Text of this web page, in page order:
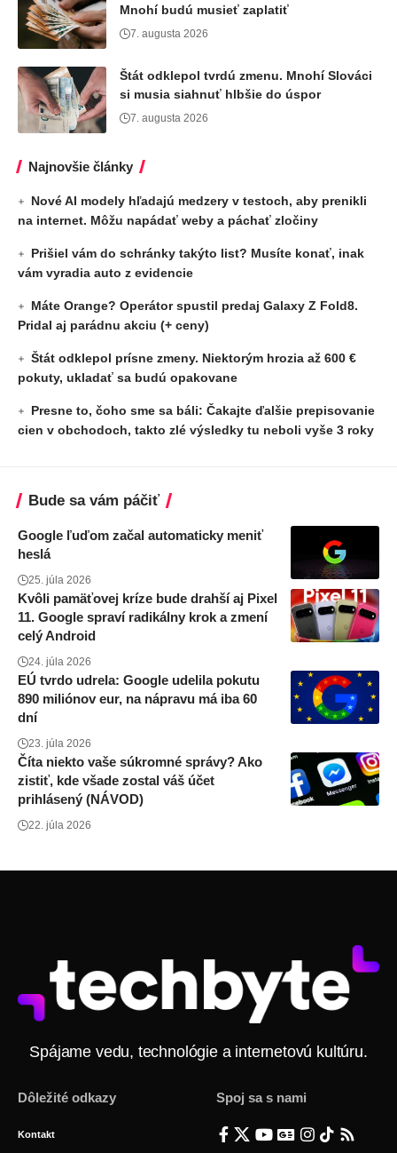
Mnohí budú musieť zaplatiť
7. augusta 2026
Štát odklepol tvrdú zmenu. Mnohí Slováci
si musia siahnuť hlbšie do úspor
7. augusta 2026
Najnovšie články
Nové AI modely hľadajú medzery v testoch, aby prenikli
na internet. Môžu napádať weby a páchať zločiny
Prišiel vám do schránky takýto list? Musíte konať, inak
vám vyradia auto z evidencie
Máte Orange? Operátor spustil predaj Galaxy Z Fold8.
Pridal aj parádnu akciu (+ ceny)
Štát odklepol prísne zmeny. Niektorým hrozia až 600 €
pokuty, ukladať sa budú opakovane
Presne to, čoho sme sa báli: Čakajte ďalšie prepisovanie
cien v obchodoch, takto zlé výsledky tu neboli vyše 3 roky
Bude sa vám páčiť
Google ľuďom začal automaticky meniť
heslá
25. júla 2026
Kvôli pamäťovej kríze bude drahší aj Pixel
11. Google spraví radikálny krok a zmení
celý Android
24. júla 2026
EÚ tvrdo udrela: Google udelila pokutu
890 miliónov eur, na nápravu má iba 60
dní
23. júla 2026
Číta niekto vaše súkromné správy? Ako
zistiť, kde všade zostal váš účet
prihlásený (NÁVOD)
22. júla 2026
Spájame vedu, technológie a internetovú kultúru.
Dôležité odkazy
Kontakt
Spoj sa s nami